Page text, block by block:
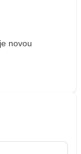
novou